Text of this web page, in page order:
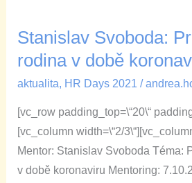
Stanislav Svoboda:
rodina v době
aktualita, HR Days 2021 /
[vc_row padding_top=\“20\“
[vc_column width=\“2/
Mentor: Stanislav Svoboda Téma:
v době koronaviru Mentoring:
Stanislav
Svoboda:
a
rodina
v
době